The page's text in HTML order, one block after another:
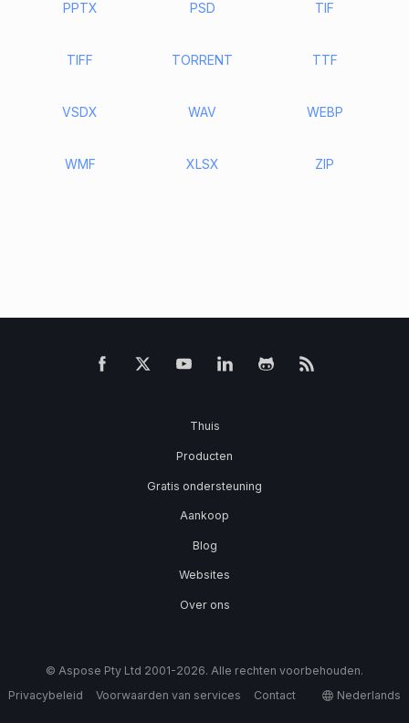
PPTX PSD TIF
TIFF TORRENT TTF
VSDX WAV WEBP
WMF XLSX ZIP
Thuis
Producten
Gratis ondersteuning
Aankoop
Blog
Websites
Over ons
© Aspose Pty Ltd 2001-2026. Alle rechten voorbehouden.
Privacybeleid
Voorwaarden van services Contact Nederlands